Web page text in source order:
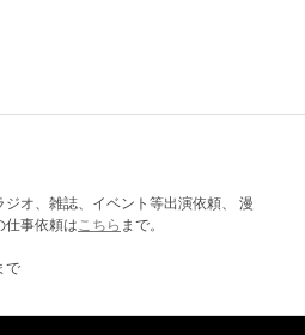
オ、雑誌、イベント等出演依頼、 漫
仕事依頼はこちら まで。
で